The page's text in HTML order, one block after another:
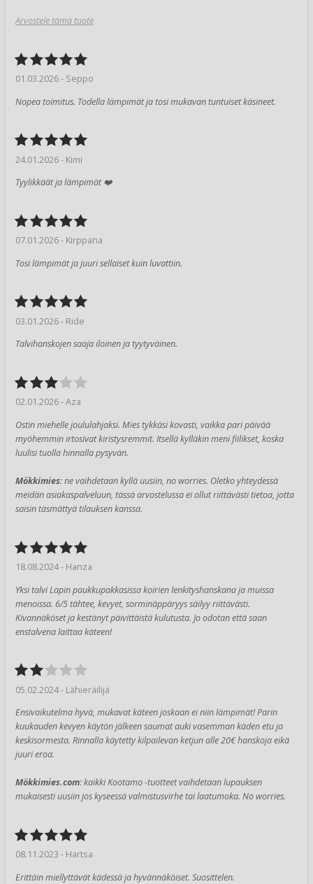
Arvostele tämä tuote
01.03.2026 - Seppo
Nopea toimitus. Todella lämpimät ja tosi mukavan tuntuiset käsineet.
24.01.2026 - Kimi
Tyylikkäät ja lämpimät ❤️
07.01.2026 - Kirppana
Tosi lämpimät ja juuri sellaiset kuin luvattiin.
03.01.2026 - Ride
Talvihanskojen saaja iloinen ja tyytyväinen.
02.01.2026 - Aza
Ostin miehelle joululahjaksi. Mies tykkäsi kovasti, vaikka pari päivää
myöhemmin irtosivat kiristysremmit. Itsellä kylläkin meni fiilikset, koska
luulisi tuolla hinnalla pysyvän.
Mökkimies: ne vaihdetaan kyllä uusiin, no worries. Oletko yhteydessä
meidän asiakaspalveluun, tässä arvostelussa ei ollut riittävästi tietoa, jotta
saisin täsmättyä tilauksen kanssa.
18.08.2024 - Hanza
Yksi talvi Lapin paukkupakkasissa koirien lenkityshanskana ja muissa
menoissa. 6/5 tähtee, kevyet, sorminäppäryys säilyy riittävästi.
Kivannäköset ja kestänyt päivittäistä kulutusta. Jo odotan että saan
enstalvena laittaa käteen!
05.02.2024 - Lähieräilijä
Ensivaikutelma hyvä, mukavat käteen joskaan ei niin lämpimät! Parin
kuukauden kevyen käytön jälkeen saumat auki vasemman käden etu ja
keskisormesta. Rinnalla käytetty kilpailevan ketjun alle 20€ hanskoja eikä
juuri eroa.
Mökkimies.com: kaikki Kootamo -tuotteet vaihdetaan lupauksen
mukaisesti uusiin jos kyseessä valmistusvirhe tai laatumoka. No worries.
08.11.2023 - Hartsa
Erittäin miellyttävät kädessä ja hyvännäköiset. Suosittelen.